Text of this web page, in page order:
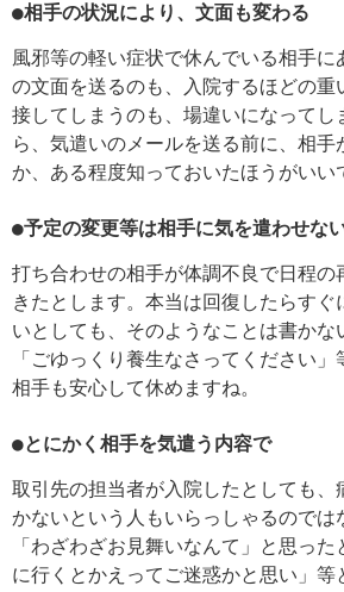
●相手の状況により、文面も変わる
風邪等の軽い症状で休んでいる相手に
の文面を送るのも、入院するほどの重
接してしまうのも、場違いになってし
ら、気遣いのメールを送る前に、相手
か、ある程度知っておいたほうがいい
●予定の変更等は相手に気を遣わせな
打ち合わせの相手が体調不良で日程の
きたとします。本当は回復したらすぐ
いとしても、そのようなことは書かな
「ごゆっくり養生なさってください」
相手も安心して休めますね。
●とにかく相手を気遣う内容で
取引先の担当者が入院したとしても、
かないという人もいらっしゃるのでは
「わざわざお見舞いなんて」と思っ
に行くとかえってご迷惑かと思い」等